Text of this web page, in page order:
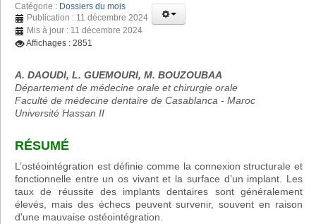
Catégorie : Dossiers du mois
Publication : 11 décembre 2024
Mis à jour : 11 décembre 2024
Affichages : 2851
A. DAOUDI, L. GUEMOURI, M. BOUZOUBAA
Département de médecine orale et chirurgie orale
Faculté de médecine dentaire de Casablanca - Maroc
Université Hassan II
RÉSUMÉ
L’ostéointégration est définie comme la connexion structurale et
fonctionnelle entre un os vivant et la surface d’un implant. Les
taux de réussite des implants dentaires sont généralement
élevés, mais des échecs peuvent survenir, souvent en raison
d'une mauvaise ostéointégration.